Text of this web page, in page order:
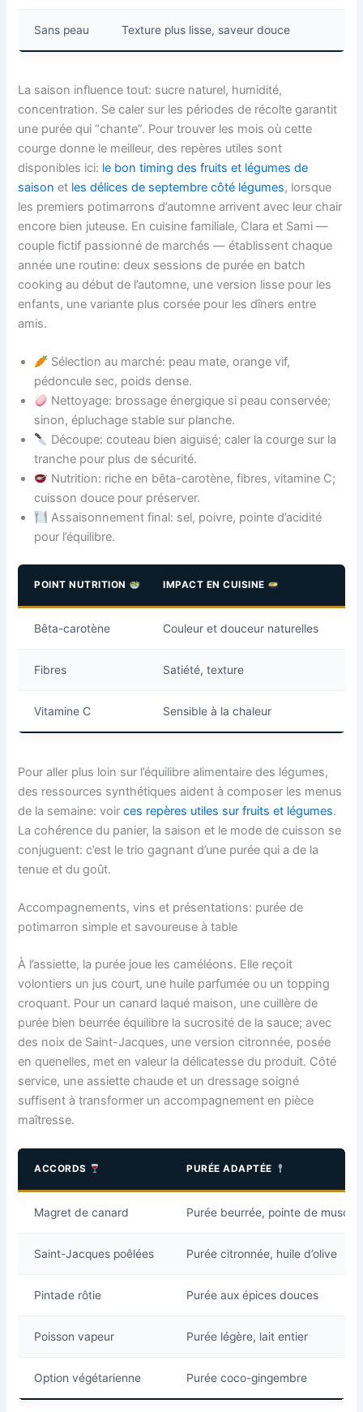
Sans peau Texture plus lisse, saveur douce
La saison influence tout: sucre naturel, humidité,
concentration. Se caler sur les périodes de récolte garantit
une purée qui “chante”. Pour trouver les mois où cette
courge donne le meilleur, des repères utiles sont
disponibles ici: le bon timing des fruits et légumes de
saison et les délices de septembre côté légumes, lorsque
les premiers potimarrons d’automne arrivent avec leur chair
encore bien juteuse. En cuisine familiale, Clara et Sami —
couple fictif passionné de marchés — établissent chaque
année une routine: deux sessions de purée en batch
cooking au début de l’automne, une version lisse pour les
enfants, une variante plus corsée pour les dîners entre
amis.
Sélection au marché: peau mate, orange vif,
pédoncule sec, poids dense.
Nettoyage: brossage énergique si peau conservée;
sinon, épluchage stable sur planche.
Découpe: couteau bien aiguisé; caler la courge sur la
tranche pour plus de sécurité.
Nutrition: riche en bêta-carotène, fibres, vitamine C;
cuisson douce pour préserver.
Assaisonnement final: sel, poivre, pointe d’acidité
pour l’équilibre.
POINT NUTRITION IMPACT EN CUISINE
Bêta-carotène Couleur et douceur naturelles
Fibres Satiété, texture
Vitamine C Sensible à la chaleur
Pour aller plus loin sur l’équilibre alimentaire des légumes,
des ressources synthétiques aident à composer les menus
de la semaine: voirces repères utiles sur fruits et légumes.
La cohérence du panier, la saison et le mode de cuisson se
conjuguent: c’est le trio gagnant d’une purée qui a de la
tenue et du goût.
Accompagnements, vins et présentations: purée de
potimarron simple et savoureuse à table
À l’assiette, la purée joue les caméléons. Elle reçoit
volontiers un jus court, une huile parfumée ou un topping
croquant. Pour un canard laqué maison, une cuillère de
purée bien beurrée équilibre la sucrosité de la sauce; avec
des noix de Saint-Jacques, une version citronnée, posée
en quenelles, met en valeur la délicatesse du produit. Côté
service, une assiette chaude et un dressage soigné
suffisent à transformer un accompagnement en pièce
maîtresse.
ACCORDS PURÉE ADAPTÉE
Magret de canard Purée beurrée, pointe de
Saint-Jacques poêlées Purée citronnée, huile d’olive
Pintade rôtie Purée aux épices douces
Poisson vapeur Purée légère, lait entier
Option végétarienne Purée coco-gingembre